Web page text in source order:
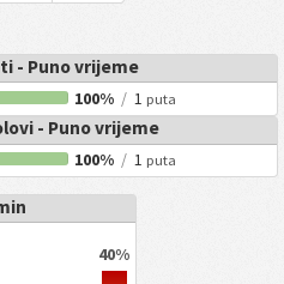
- Puno vrijeme
100% / 1 puta
- Puno vrijeme
100% / 1 puta
40%